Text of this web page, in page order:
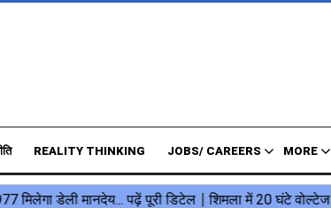
REALITY THINKING JOBS/ CAREERS MORE